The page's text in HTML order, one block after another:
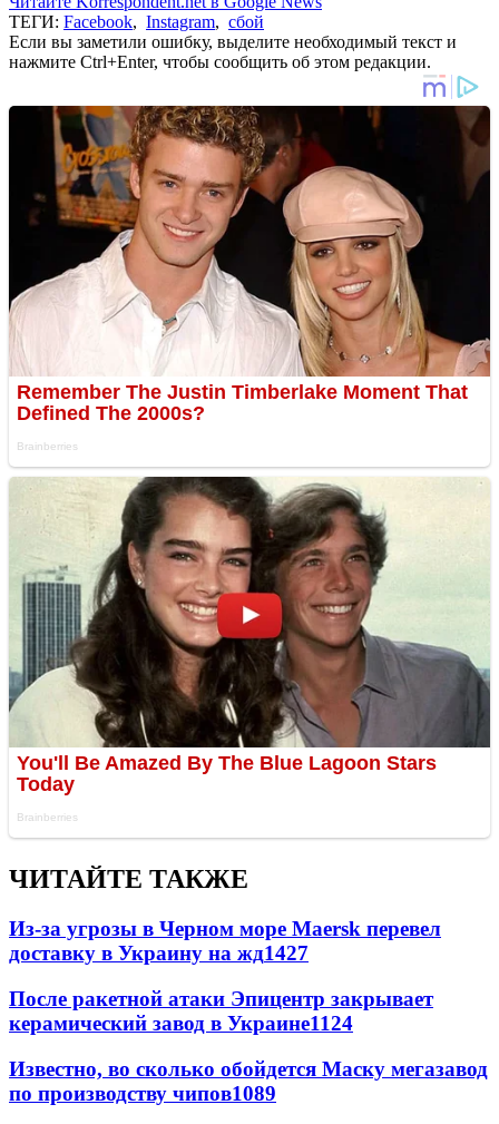
ТЕГИ: Facebook, Instagram, сбой
Если вы заметили ошибку, выделите необходимый текст и
нажмите Ctrl+Enter, чтобы сообщить об этом редакции.
ЧИТАЙТЕ ТАКЖЕ
Из-за угрозы в Черном море Maersk перевел
доставку в Украину на жд1427
После ракетной атаки Эпицентр закрывает
керамический завод в Украине1124
Известно, во сколько обойдется Маску мегазавод
по производству чипов1089